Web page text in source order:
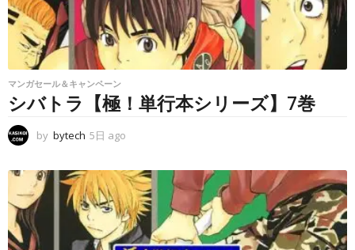
マンガセール＆キャンペーン
シバトラ【極！単行本シリーズ】7巻
by bytech 5日 ago
g
o